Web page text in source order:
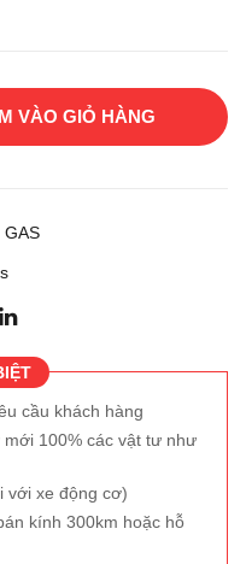
18L
C-
VÀO GIỎ HÀNG
GAS
cầu khách hàng
100% các vật tư như
với xe động cơ)
kính 300km hoặc hỗ